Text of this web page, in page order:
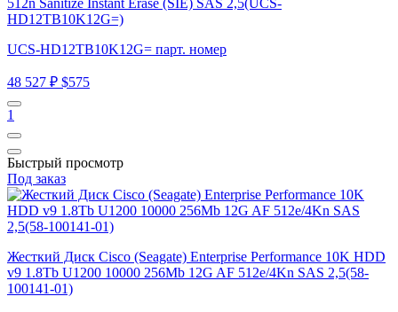
512n Sanitize Instant Erase (SIE) SAS 2,5(UCS-
HD12TB10K12G=)
UCS-HD12TB10K12G= парт. номер
48 527 ₽ $575
1
Быстрый просмотр
Под заказ
Жесткий Диск Cisco (Seagate) Enterprise Performance 10K HDD
v9 1.8Tb U1200 10000 256Mb 12G AF 512e/4Kn SAS 2,5(58-
100141-01)